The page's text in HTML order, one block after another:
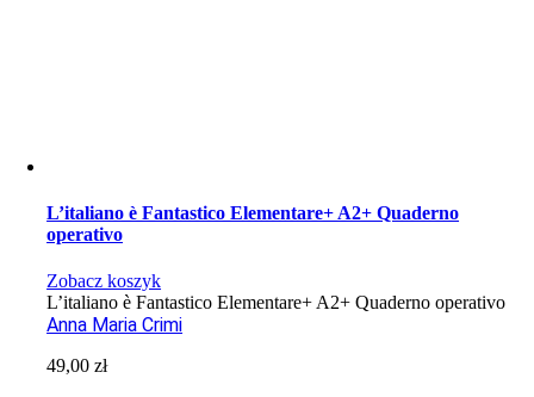
L’italiano è Fantastico Elementare+ A2+ Quaderno
operativo
Zobacz koszyk
L’italiano è Fantastico Elementare+ A2+ Quaderno operativo
Anna Maria Crimi
49,00zł